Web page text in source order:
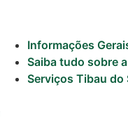
Informações
Saiba tudo sobre
Serviços Tibau do